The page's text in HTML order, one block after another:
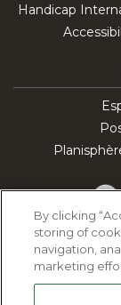
Handicap
By clicking
storing of
navigation,
marketing